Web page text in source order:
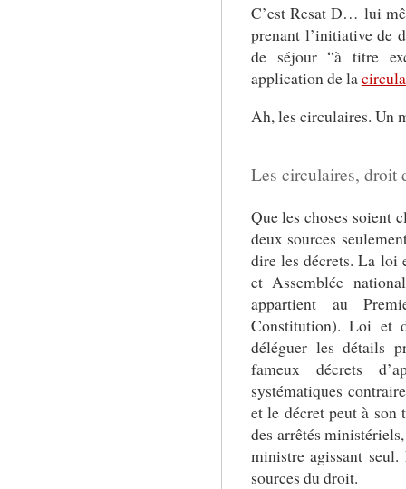
C’est Resat D… lui
prenant l’initiative de
de séjour “à titre
application de la
Ah, les circulaires. Un
Les circulaires, droit
Que les choses soient
deux sources
dire les décrets. La loi
et Assemblée
appartient au
Constitution). Loi et
déléguer les détails
fameux décrets
systématiques
et le décret peut à son
des arrêtés
ministre agissant
sources du droit.